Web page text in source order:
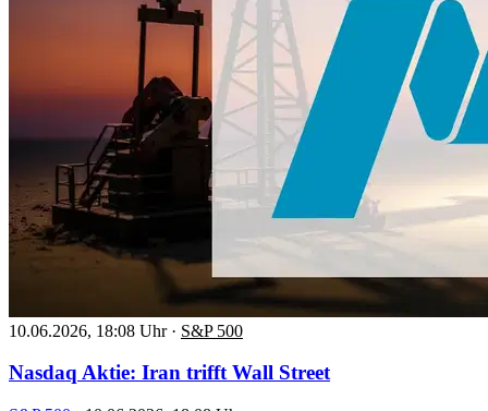
10.06.2026, 18:08 Uhr · S&P 500
Nasdaq Aktie: Iran trifft Wall Street